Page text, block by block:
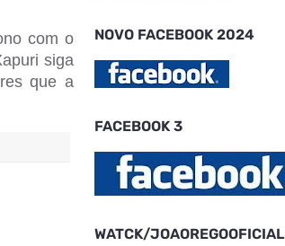
com o
siga
que a
NOVO FACEBOOK 2024
FACEBOOK 3
WATCK/JOAOREGOOFICIAL